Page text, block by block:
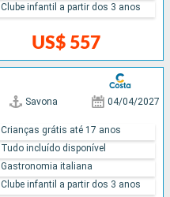
US$ 557
Clube infantil a partir dos 3 anos
Savona 04/04/2027
Crianças grátis até 17 anos
Tudo incluído disponível
Gastronomia italiana
Clube infantil a partir dos 3 anos